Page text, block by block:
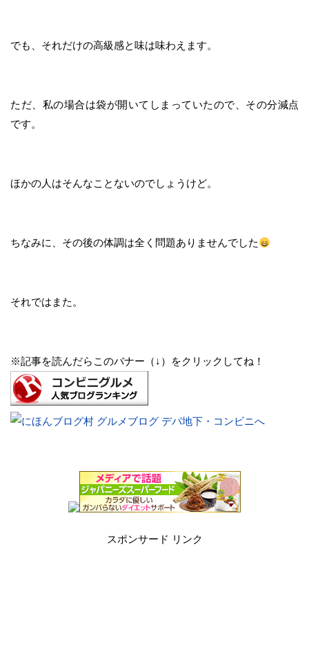
でも、それだけの高級感と味は味わえます。
ただ、私の場合は袋が開いてしまっていたので、その分減点
です。
ほかの人はそんなことないのでしょうけど。
ちなみに、その後の体調は全く問題ありませんでした
それではまた。
※記事を読んだらこのバナー（↓）をクリックしてね！
スポンサード リンク